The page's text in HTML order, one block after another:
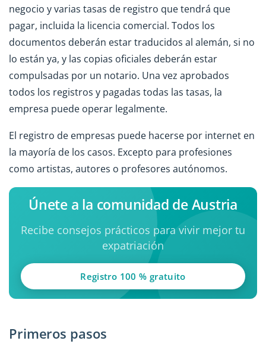
negocio y varias tasas de registro que tendrá que
pagar, incluida la licencia comercial. Todos los
documentos deberán estar traducidos al alemán, si no
lo están ya, y las copias oficiales deberán estar
compulsadas por un notario. Una vez aprobados
todos los registros y pagadas todas las tasas, la
empresa puede operar legalmente.
El registro de empresas puede hacerse por internet en
la mayoría de los casos. Excepto para profesiones
como artistas, autores o profesores autónomos.
Únete a la comunidad de Austria
Recibe consejos prácticos para vivir mejor tu
expatriación
Registro 100 % gratuito
Primeros pasos